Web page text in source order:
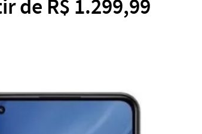
de R$ 1.299,99